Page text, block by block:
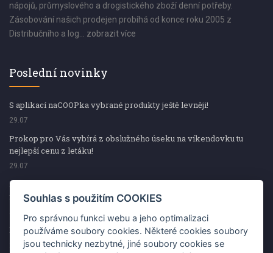
nápojů, průmyslového a drogistického zboží denní potřeby.
Zásobování našich prodejen probíhá od konce roku 2005 z
Distribučního a log... zobrazit více
Poslední novinky
S aplikací naCOOPka vybrané produkty ještě levněji!
29.07
Prokop pro Vás vybírá z obslužného úseku na víkendovku tu
nejlepší cenu z letáku!
29.07
Prokop pro Vás vybírá z obslužného úseku na víkendovku tu
nejlepší cenu z letáku!
Kup špekáčky od Váhaly a vyhraj s naCOOPkou sekerku Fiskars
29.07
Souhlas s použitím COOKIES
Pro správnou funkci webu a jeho optimalizaci
používáme soubory cookies. Některé cookies soubory
jsou technicky nezbytné, jiné soubory cookies se